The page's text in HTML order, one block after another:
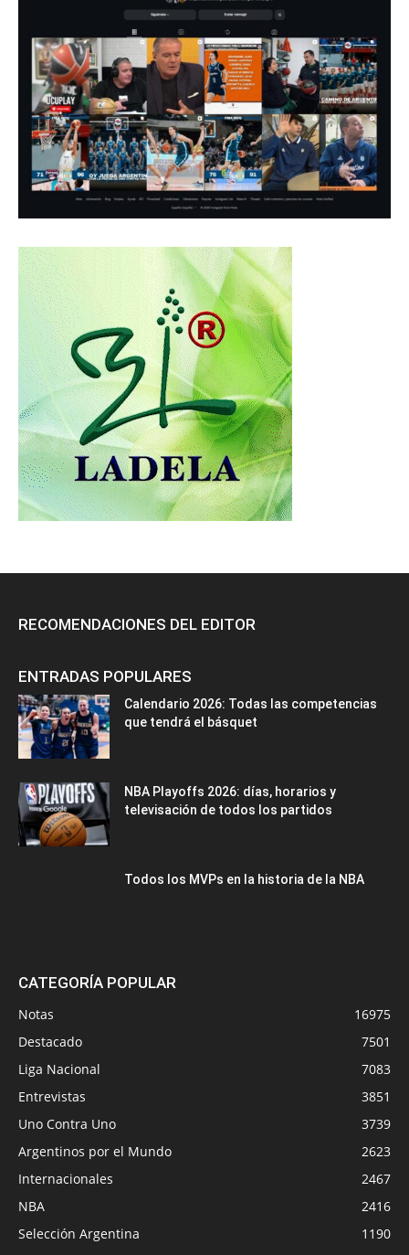
RECOMENDACIONES DEL EDITOR
ENTRADAS POPULARES
Calendario 2026: Todas las competencias
que tendrá el básquet
NBA Playoffs 2026: días, horarios y
televisación de todos los partidos
Todos los MVPs en la historia de la NBA
CATEGORÍA POPULAR
Notas
16975
Destacado
7501
Liga Nacional
7083
Entrevistas
3851
Uno Contra Uno
3739
Argentinos por el Mundo
2623
Internacionales
2467
NBA
2416
Selección Argentina
1190